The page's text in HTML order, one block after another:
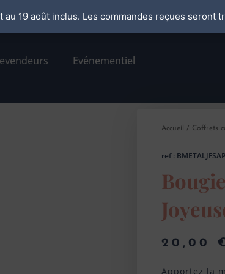
au 19 août inclus. Les commandes reçues seront
Evénementiel
Accueil / Coffrets
ref :
20,00
Apportez la